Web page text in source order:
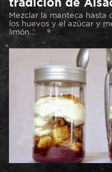
tradición de
Mezclar la manteca hasta
los huevos y el azúcar y
limón....